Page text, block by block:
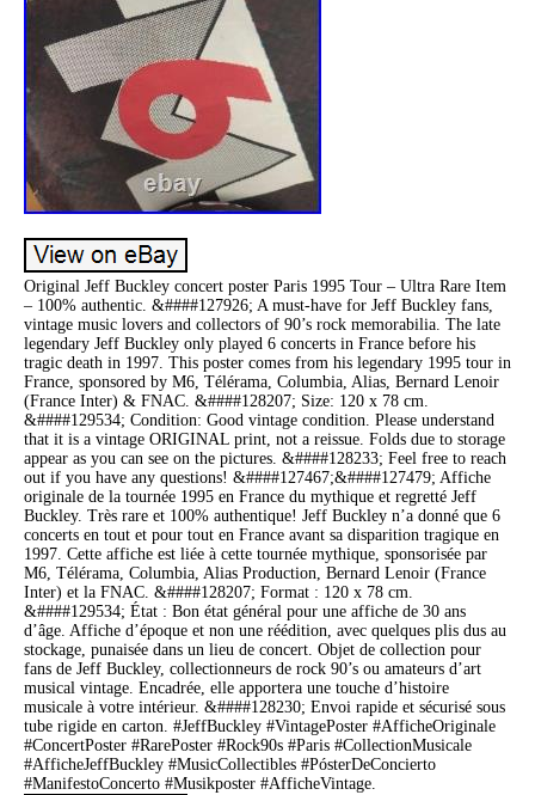
Original Jeff Buckley concert poster Paris 1995 Tour – Ultra Rare Item
– 100% authentic. &####127926; A must-have for Jeff Buckley fans,
vintage music lovers and collectors of 90’s rock memorabilia. The late
legendary Jeff Buckley only played 6 concerts in France before his
tragic death in 1997. This poster comes from his legendary 1995 tour in
France, sponsored by M6, Télérama, Columbia, Alias, Bernard Lenoir
(France Inter) & FNAC. &####128207; Size: 120 x 78 cm.
&####129534; Condition: Good vintage condition. Please understand
that it is a vintage ORIGINAL print, not a reissue. Folds due to storage
appear as you can see on the pictures. &####128233; Feel free to reach
out if you have any questions! &####127467;&####127479; Affiche
originale de la tournée 1995 en France du mythique et regretté Jeff
Buckley. Très rare et 100% authentique! Jeff Buckley n’a donné que 6
concerts en tout et pour tout en France avant sa disparition tragique en
1997. Cette affiche est liée à cette tournée mythique, sponsorisée par
M6, Télérama, Columbia, Alias Production, Bernard Lenoir (France
Inter) et la FNAC. &####128207; Format : 120 x 78 cm.
&####129534; État : Bon état général pour une affiche de 30 ans
d’âge. Affiche d’époque et non une réédition, avec quelques plis dus au
stockage, punaisée dans un lieu de concert. Objet de collection pour
fans de Jeff Buckley, collectionneurs de rock 90’s ou amateurs d’art
musical vintage. Encadrée, elle apportera une touche d’histoire
musicale à votre intérieur. &####128230; Envoi rapide et sécurisé sous
tube rigide en carton. #JeffBuckley #VintagePoster #AfficheOriginale
#ConcertPoster #RarePoster #Rock90s #Paris #CollectionMusicale
#AfficheJeffBuckley #MusicCollectibles #PósterDeConcierto
#ManifestoConcerto #Musikposter #AfficheVintage.